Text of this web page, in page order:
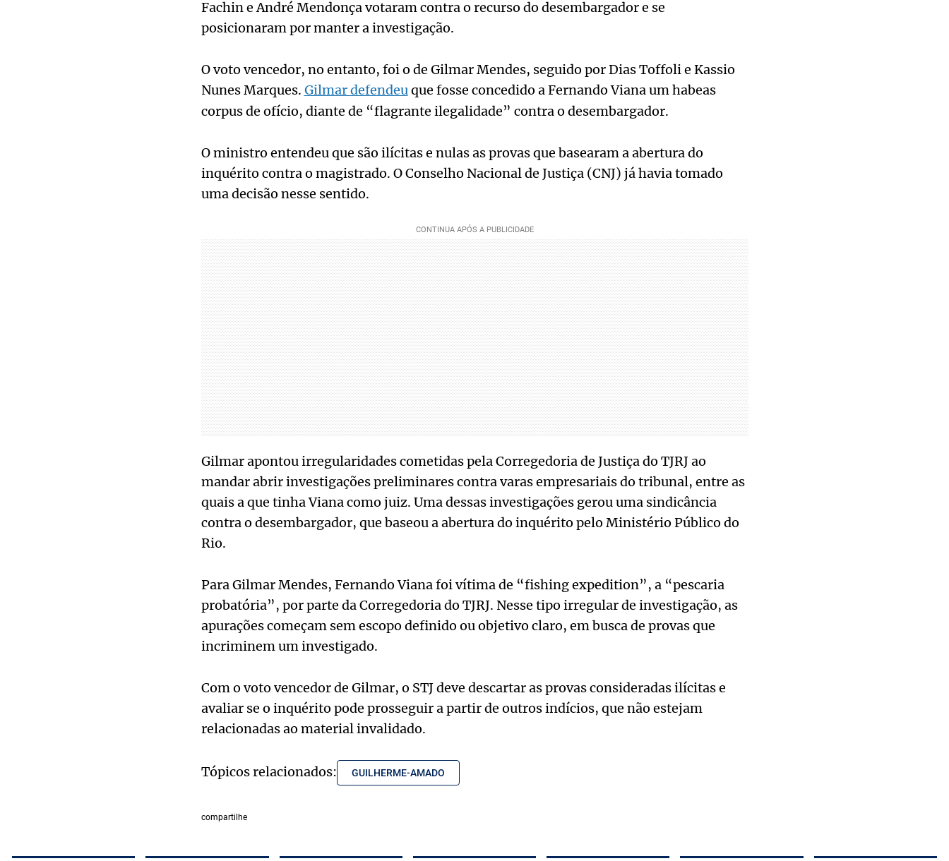
Fachin e André Mendonça votaram contra o recurso do desembargador e se
posicionaram por manter a investigação.
O voto vencedor, no entanto, foi o de Gilmar Mendes, seguido por Dias Toffoli e Kassio
Nunes Marques. Gilmar defendeuque fosse concedido a Fernando Viana um habeas
corpus de ofício, diante de “flagrante ilegalidade” contra o desembargador.
O ministro entendeu que são ilícitas e nulas as provas que basearam a abertura do
inquérito contra o magistrado. O Conselho Nacional de Justiça (CNJ) já havia tomado
uma decisão nesse sentido.
Gilmar apontou irregularidades cometidas pela Corregedoria de Justiça do TJRJ ao
mandar abrir investigações preliminares contra varas empresariais do tribunal, entre as
quais a que tinha Viana como juiz. Uma dessas investigações gerou uma sindicância
contra o desembargador, que baseou a abertura do inquérito pelo Ministério Público do
Rio.
Para Gilmar Mendes, Fernando Viana foi vítima de “fishing expedition”, a “pescaria
probatória”, por parte da Corregedoria do TJRJ. Nesse tipo irregular de investigação, as
apurações começam sem escopo definido ou objetivo claro, em busca de provas que
incriminem um investigado.
Com o voto vencedor de Gilmar, o STJ deve descartar as provas consideradas ilícitas e
avaliar se o inquérito pode prosseguir a partir de outros indícios, que não estejam
relacionadas ao material invalidado.
Tópicos relacionados: GUILHERME-AMADO
compartilhe